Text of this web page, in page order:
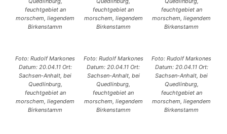
feuchtgebiet an
morschem, liegendem
Birkenstamm
feuchtgebiet an
morschem, liegendem
Birkenstamm
feuchtgebiet an
morschem, liegendem
Birkenstamm
Foto: Rudolf Markones
Datum: 20.04.11 Ort:
Sachsen-Anhalt, bei
Quedlinburg,
feuchtgebiet an
morschem, liegendem
Birkenstamm
Foto: Rudolf Markones
Datum: 20.04.11 Ort:
Sachsen-Anhalt, bei
Quedlinburg,
feuchtgebiet an
morschem, liegendem
Birkenstamm
Foto: Rudolf Markones
Datum: 20.04.11 Ort:
Sachsen-Anhalt, bei
Quedlinburg,
feuchtgebiet an
morschem, liegendem
Birkenstamm